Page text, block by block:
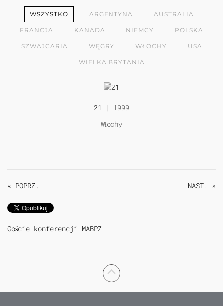
WSZYSTKO ARGENTYNA AUSTRALIA
FRANCJA KANADA NIEMCY POLSKA
SZWAJCARIA WĘGRY WŁOCHY USA
WIELKA BRYTANIA
21
| 1999
Włochy
« POPRZ. NAST. »
Goście konferencji MABPZ